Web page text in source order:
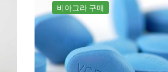
비아그라 구매